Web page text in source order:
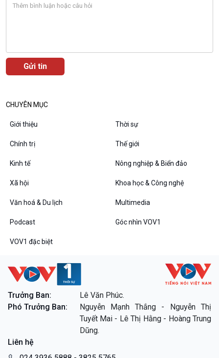
VOV1 đặc biệt
Chân dung cuộc sống
CHUYÊN MỤC
Giới thiệu Thời sự
Chính trị Thế giới
Kinh tế Nông nghiệp & Biển đảo
Xã hội Khoa học & Công nghệ
Văn hoá & Du lịch Multimedia
Podcast Góc nhìn VOV1
VOV1 đặc biệt
Trưởng Ban:
Lê Văn Phúc.
Phó Trưởng Ban:
Nguyễn Mạnh Thắng - Nguyễn Thị
Tuyết Mai - Lê Thị Hằng - Hoàng Trung
Dũng.
Liên hệ